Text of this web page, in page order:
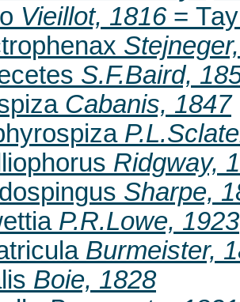
Vieillot, 1816=
S.F.Baird,
Cabanis, 1847
Ridgway,
Sharpe,
P.R.Lowe, 1923
Burmeister,
Boie, 1828